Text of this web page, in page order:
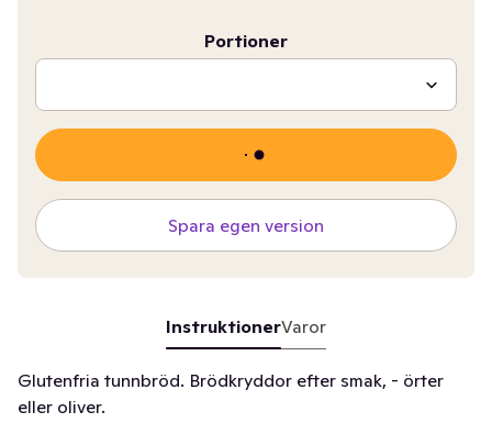
Portioner
Spara egen version
InstruktionerVaror
Glutenfria tunnbröd. Brödkryddor efter smak, - örter
eller oliver.